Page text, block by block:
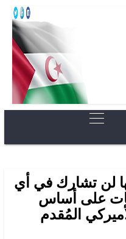
لن تشارك في أي
على أساس
المُقدم